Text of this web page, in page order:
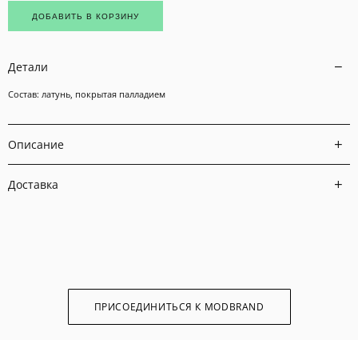
ДОБАВИТЬ В КОРЗИНУ
Детали
Состав: латунь, покрытая палладием
Описание
Доставка
ПРИСОЕДИНИТЬСЯ К MODBRAND